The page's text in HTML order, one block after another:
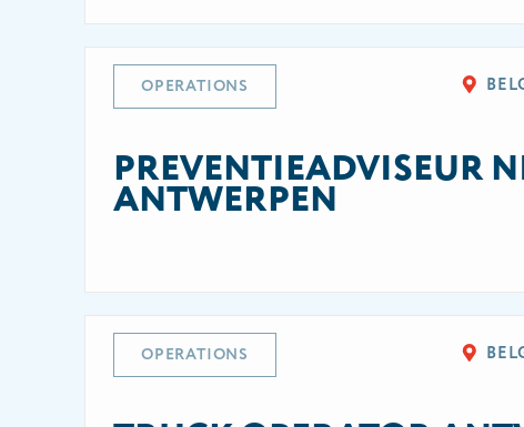
OPERATIONS
PREVENTIEADVISEUR
ANTWERPEN
OPERATIONS